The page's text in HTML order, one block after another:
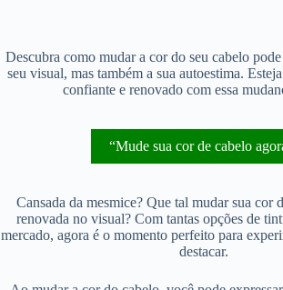
Descubra como mudar a cor do seu cabelo
seu visual, mas também a sua autoestima.
confiante e renovado com essa
“Mude sua cor de cabelo
Cansada da mesmice? Que tal mudar sua cor
renovada no visual? Com tantas opções de
mercado, agora é o momento perfeito para
destacar.